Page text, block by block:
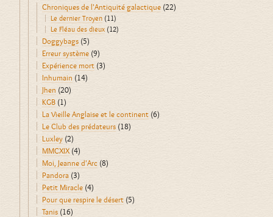
Chroniques de l'Antiquité galactique (22)
Le dernier Troyen (11)
Le Fléau des dieux (12)
Doggybags (5)
Erreur système (9)
Expérience mort (3)
Inhumain (14)
Jhen (20)
KGB (1)
La Vieille Anglaise et le continent (6)
Le Club des prédateurs (18)
Luxley (2)
MMCXIX (4)
Moi, Jeanne d'Arc (8)
Pandora (3)
Petit Miracle (4)
Pour que respire le désert (5)
Tanis (16)